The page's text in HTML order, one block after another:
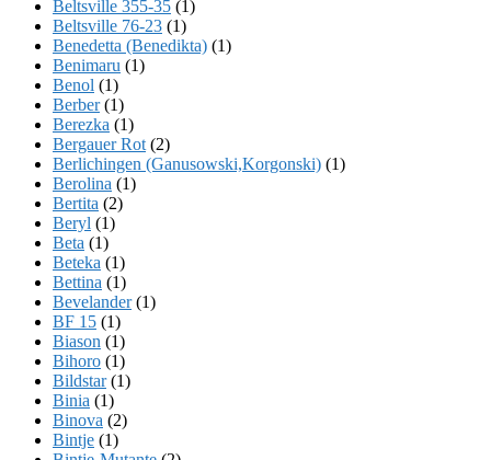
Beltsville 355-35 (1)
Beltsville 76-23 (1)
Benedetta (Benedikta) (1)
Benimaru (1)
Benol (1)
Berber(1)
Berezka (1)
Bergauer Rot (2)
Berlichingen (Ganusowski,Korgonski) (1)
Berolina (1)
Bertita (2)
Beryl (1)
Beta (1)
Beteka (1)
Bettina (1)
Bevelander(1)
BF 15 (1)
Biason (1)
Bihoro (1)
Bildstar(1)
Binia (1)
Binova (2)
Bintje (1)